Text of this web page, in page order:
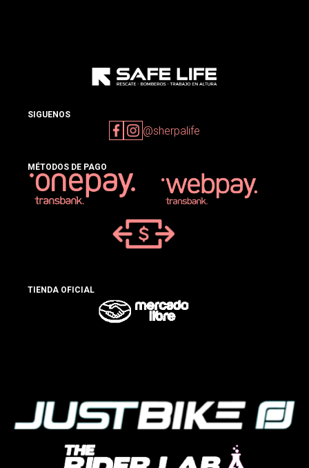
SIGUENOS
@sherpalife
MÉTODOS DE PAGO
TIENDA OFICIAL